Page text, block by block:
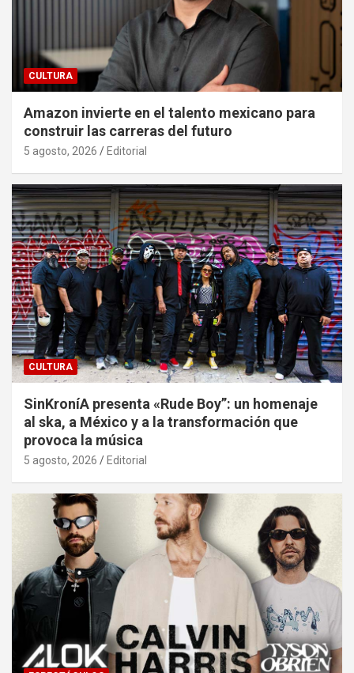
CULTURA
Amazon invierte en el talento mexicano para
construir las carreras del futuro
5 agosto, 2026 Editorial
CULTURA
SinKroníA presenta «Rude Boy”: un homenaje
al ska, a México y a la transformación que
provoca la música
5 agosto, 2026 Editorial